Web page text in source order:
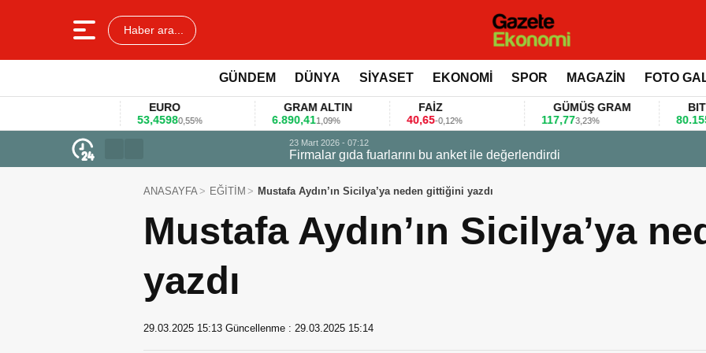
Haber ara...
GÜNDEM DÜNYA SİYASET EKONOMİ SPOR MAGAZİN FOTO
EURO
53,4598
0,55%
GRAM ALTIN
6.890,41
1,09%
FAİZ
-0,12%
GÜMÜŞ GRAM
117,77
3,23%
BITCOIN
80.155,000,36%
Firmalar gıda fuarlarını bu anket ile değerlendirdi
ANASAYFA EĞİTİM Mustafa Aydın’ın Sicilya’ya neden gittiğini yazdı
Mustafa Aydın’ın Sicilya’ya
yazdı
29.03.2025 15:13 Güncellenme : 29.03.2025 15:14